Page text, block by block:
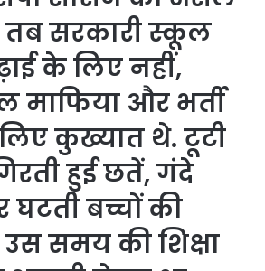
तब सरकारी स्कूल
के लिए नहीं,
और भर्ती
कुख्यात थे. टूटी
हुई छतें, गंदे
बच्चों की
समय की शिक्षा